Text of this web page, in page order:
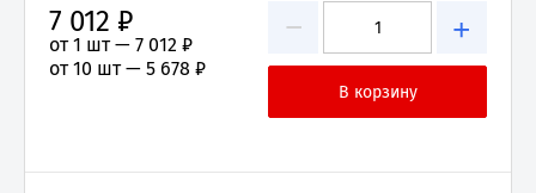
− +
7 012 ₽
от 1 шт — 7 012 ₽
от 10 шт — 5 678 ₽